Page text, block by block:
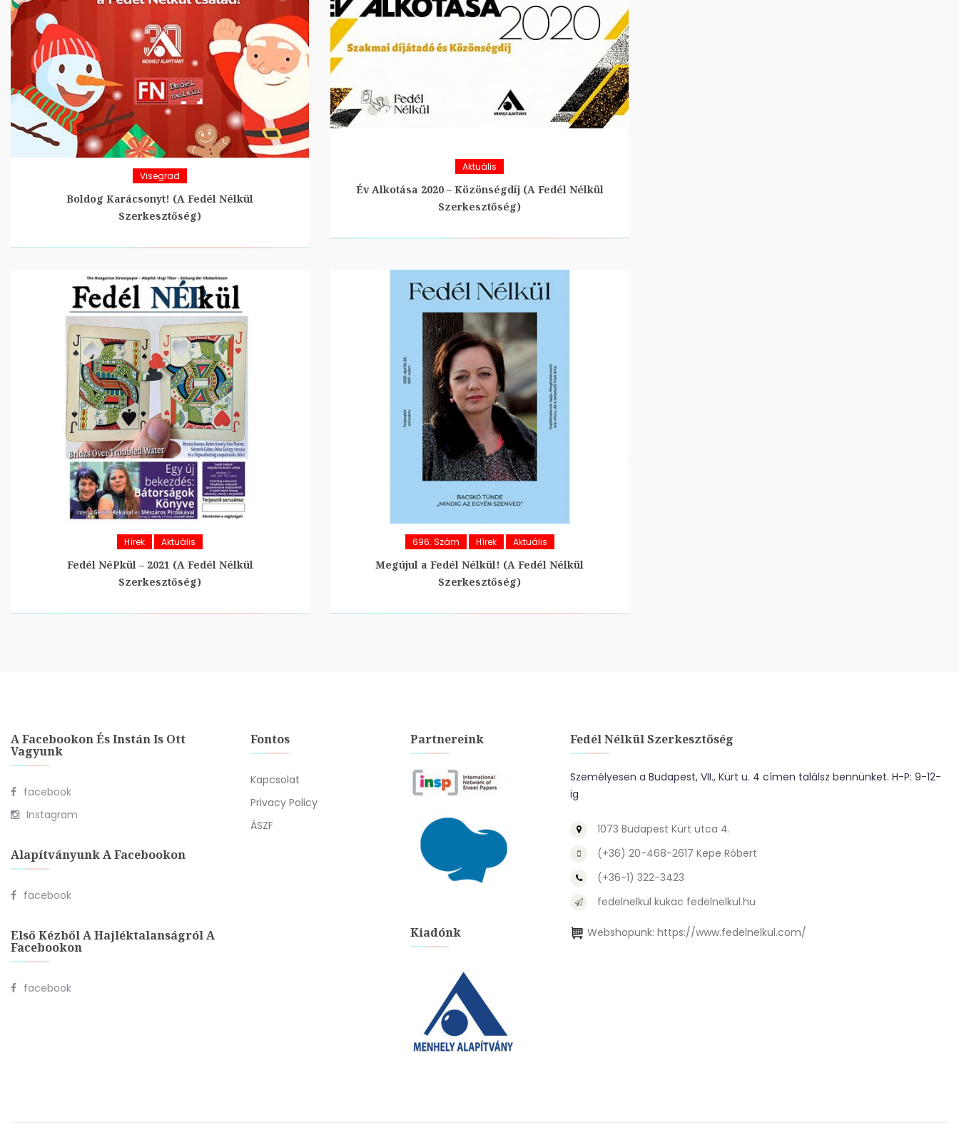
Visegrad
Boldog Karácsonyt! (A Fedél Nélkül
Szerkesztőség)
Aktuális
Év Alkotása 2020 – Közönségdíj (A Fedél Nélkül
Szerkesztőség)
Hírek Aktuális
Fedél NéPkül – 2021 (A Fedél Nélkül
Szerkesztőség)
696. Szám Hírek Aktuális
Megújul a Fedél Nélkül! (A Fedél Nélkül
Szerkesztőség)
A Facebookon És Instán Is Ott
Vagyunk
facebook
Instagram
Alapítványunk A Facebookon
facebook
Első Kézből A Hajléktalanságról A
Facebookon
facebook
Fontos
Kapcsolat
Privacy Policy
ÁSZF
Partnereink
Kiadónk
Fedél Nélkül Szerkesztőség
Személyesen a Budapest, VII., Kürt u. 4 címen találsz bennünket. H-P: 9-12-
ig
1073 Budapest Kürt utca 4.
(+36) 20-468-2617 Kepe Róbert
(+36-1) 322-3423
fedelnelkul kukac fedelnelkul.hu
Webshopunk: https://www.fedelnelkul.com/